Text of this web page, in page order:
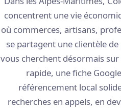
concentrent une vie
où commerces, artisans,
se partagent une clientèle
vous cherchent désormais
rapide, une fiche
référencement local
recherches en appels, en